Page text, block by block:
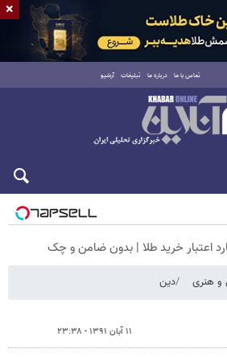
تماس با ما درباره ما تبلیغات آرشیو
و هنری دین
۱۱ آبان ۱۳۹۱ - ۲۳:۳۸
×